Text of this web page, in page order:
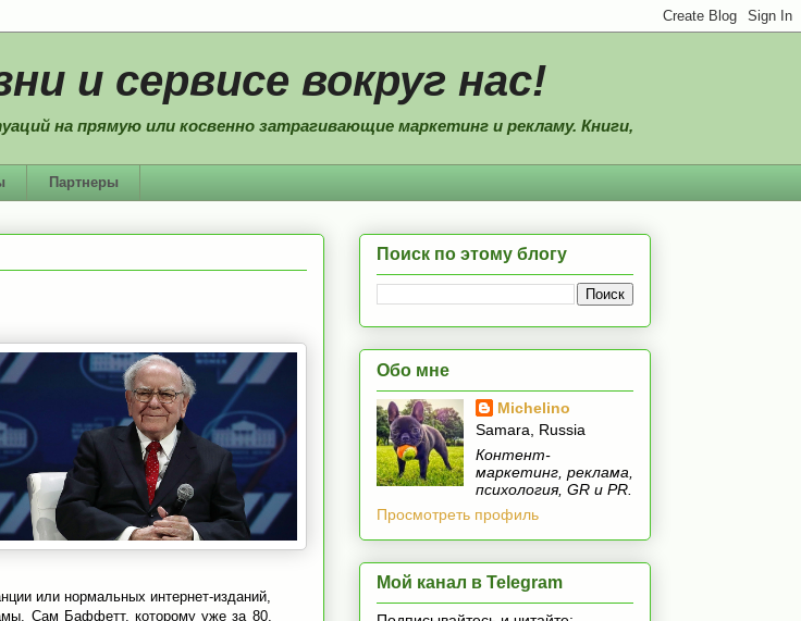
и сервисе вокруг нас!
на прямую или косвенно затрагивающие маркетинг и рекламу. Книги,
Партнеры
или нормальных интернет-изданий,
Сам Баффетт, которому уже за 80,
Поиск по этому блогу
Обо мне
Michelino
Samara, Russia
Контент-
маркетинг, реклама,
психология, GR и PR.
Просмотреть профиль
Мой канал в Telegram